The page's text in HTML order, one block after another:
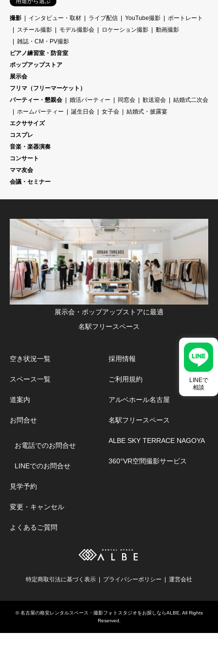
LINEで
相談
撮影 インタビュー・取材 ライブ配信 YouTube撮影
ポートレート
スチール撮影
モデル撮影会 ロケーション撮影
動画撮影
雑誌・CM・PV撮影
ピアノ練習室・防音室
ポップアップストア
展示会
フリマ（フリーマーケット）
パーティー・懇親会
婚活パーティー 同窓会 歓送迎会
結婚式二次会
ホームパーティー
誕生日会 女子会
結婚式・披露宴
エクササイズ
コスプレ
音楽・楽器演奏
コンサート
ママ友会
会議・セミナー
展示会・ポップアップストアに最適
名駅フリースペース
空き状況一覧
スペース一覧
道案内
お問合せ
お電話でのお問合せ
LINEでのお問合せ
見学予約
変更・キャンセル
よくあるご質問
採用情報
ご利用規約
アルベホール名古屋
名駅フリースペース
ALBE SKY TERRACE NAGOYA
360°VR空間撮影サービス
特定商取引法に基づく表示 プライバシーポリシー 運営会社
©名古屋の格安レンタルスペース・撮影フォトスタジオをお探しならALBE . All Rights
Reserved.